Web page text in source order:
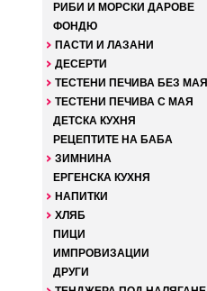
РИБИ И МОРСКИ ДАРОВЕ
ФОНДЮ
ПАСТИ И ЛАЗАНИ
ДЕСЕРТИ
ТЕСТЕНИ ПЕЧИВА БЕЗ МАЯ
ТЕСТЕНИ ПЕЧИВА С МАЯ
ДЕТСКА КУХНЯ
РЕЦЕПТИТЕ НА БАБА
ЗИМНИНА
ЕРГЕНСКА КУХНЯ
НАПИТКИ
ХЛЯБ
ПИЦИ
ИМПРОВИЗАЦИИ
ДРУГИ